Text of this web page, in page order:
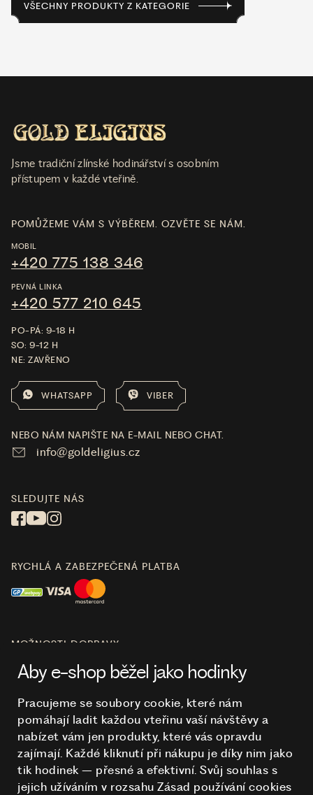
VŠECHNY PRODUKTY Z KATEGORIE
Jsme tradiční zlínské hodinářství s osobním
přístupem v každé vteřině.
O NÁKUPU
HODINKY
POMŮŽEME VÁM S VÝBĚREM. OZVĚTE SE NÁM.
MOBIL
+420 775 138 346
PEVNÁ LINKA
+420 577 210 645
PO-PÁ: 9-18 H
SO: 9-12 H
NE: ZAVŘENO
WHATSAPP VIBER
NEBO NÁM NAPIŠTE NA E-MAIL NEBO CHAT.
info@goldeligius.cz
SLEDUJTE NÁS
RYCHLÁ A ZABEZPEČENÁ PLATBA
MOŽNOSTI DOPRAVY
Aby e-shop běžel jako hodinky
Pracujeme se soubory cookie, které nám
pomáhají ladit každou vteřinu vaší návštěvy a
nabízet vám jen produkty, které vás opravdu
zajímají. Každé kliknutí při nákupu je díky nim jako
tik hodinek – přesné a efektivní. Svůj souhlas s
jejich užíváním v rozsahu Zásad používání cookies